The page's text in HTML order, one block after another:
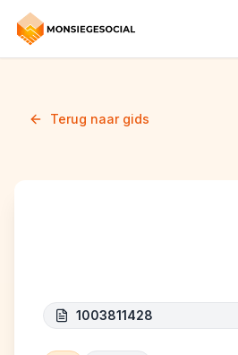
Terug naar gids
1003811428